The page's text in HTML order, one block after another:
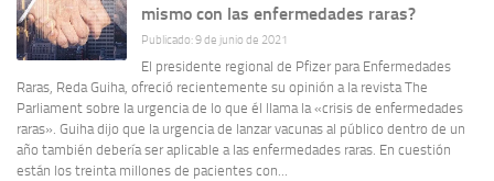
mismo con las enfermedades raras?
Publicado: 9 de junio de 2021
El presidente regional de Pfizer para Enfermedades
Raras, Reda Guiha, ofreció recientemente su opinión a la revista The
Parliament sobre la urgencia de lo que él llama la «crisis de enfermedades
raras». Guiha dijo que la urgencia de lanzar vacunas al público dentro de un
año también debería ser aplicable a las enfermedades raras. En cuestión
están los treinta millones de pacientes con...